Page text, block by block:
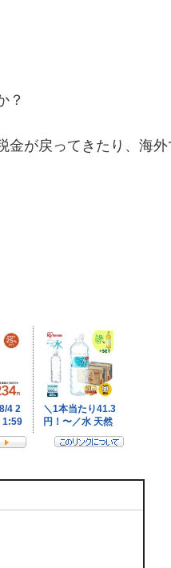
？
金が戻ってきたり、海